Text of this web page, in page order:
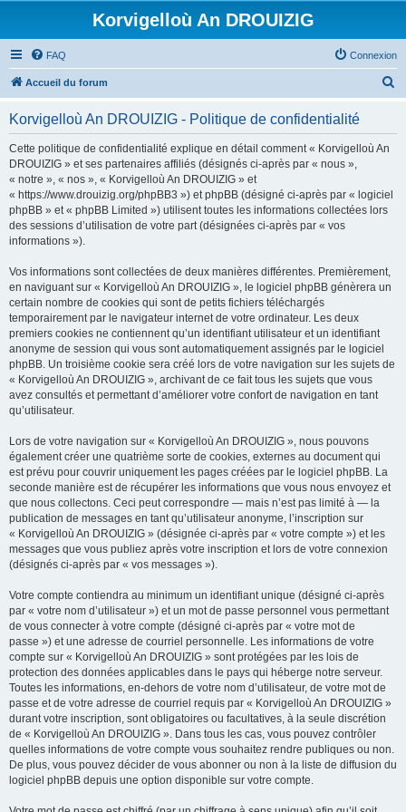
Korvigelloù An DROUIZIG
FAQ Connexion
Accueil du forum
Korvigelloù An DROUIZIG - Politique de confidentialité
Cette politique de confidentialité explique en détail comment « Korvigelloù An
DROUIZIG » et ses partenaires affiliés (désignés ci-après par « nous »,
« notre », « nos », « Korvigelloù An DROUIZIG » et
« https://www.drouizig.org/phpBB3 ») et phpBB (désigné ci-après par « logiciel
phpBB » et « phpBB Limited ») utilisent toutes les informations collectées lors
des sessions d’utilisation de votre part (désignées ci-après par « vos
informations »).
Vos informations sont collectées de deux manières différentes. Premièrement,
en naviguant sur « Korvigelloù An DROUIZIG », le logiciel phpBB génèrera un
certain nombre de cookies qui sont de petits fichiers téléchargés
temporairement par le navigateur internet de votre ordinateur. Les deux
premiers cookies ne contiennent qu’un identifiant utilisateur et un identifiant
anonyme de session qui vous sont automatiquement assignés par le logiciel
phpBB. Un troisième cookie sera créé lors de votre navigation sur les sujets de
« Korvigelloù An DROUIZIG », archivant de ce fait tous les sujets que vous
avez consultés et permettant d’améliorer votre confort de navigation en tant
qu’utilisateur.
Lors de votre navigation sur « Korvigelloù An DROUIZIG », nous pouvons
également créer une quatrième sorte de cookies, externes au document qui
est prévu pour couvrir uniquement les pages créées par le logiciel phpBB. La
seconde manière est de récupérer les informations que vous nous envoyez et
que nous collectons. Ceci peut correspondre — mais n’est pas limité à — la
publication de messages en tant qu’utilisateur anonyme, l’inscription sur
« Korvigelloù An DROUIZIG » (désignée ci-après par « votre compte ») et les
messages que vous publiez après votre inscription et lors de votre connexion
(désignés ci-après par « vos messages »).
Votre compte contiendra au minimum un identifiant unique (désigné ci-après
par « votre nom d’utilisateur ») et un mot de passe personnel vous permettant
de vous connecter à votre compte (désigné ci-après par « votre mot de
passe ») et une adresse de courriel personnelle. Les informations de votre
compte sur « Korvigelloù An DROUIZIG » sont protégées par les lois de
protection des données applicables dans le pays qui héberge notre serveur.
Toutes les informations, en-dehors de votre nom d’utilisateur, de votre mot de
passe et de votre adresse de courriel requis par « Korvigelloù An DROUIZIG »
durant votre inscription, sont obligatoires ou facultatives, à la seule discrétion
de « Korvigelloù An DROUIZIG ». Dans tous les cas, vous pouvez contrôler
quelles informations de votre compte vous souhaitez rendre publiques ou non.
De plus, vous pouvez décider de vous abonner ou non à la liste de diffusion du
logiciel phpBB depuis une option disponible sur votre compte.